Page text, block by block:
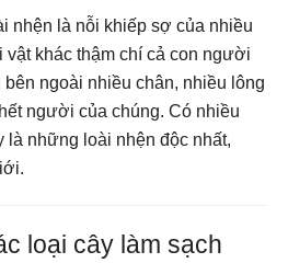
nhện là nỗi khiếp sợ của nhiều
vật khác thậm chí cả con người
ngoài nhiều chân, nhiều lông
người của chúng. Có nhiều
là những loài nhện độc nhất,
loại cây làm sạch